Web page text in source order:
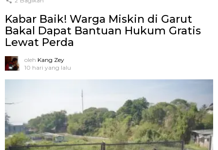
Kabar Baik! Warga Miskin di Garut
Bakal Dapat Bantuan Hukum Gratis
Lewat Perda
oleh Kang Zey
10 hari yang lalu